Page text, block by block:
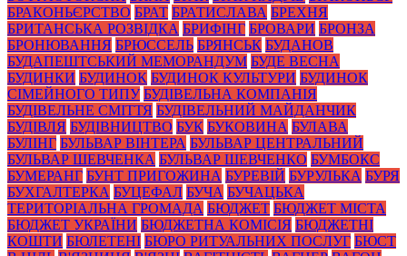
БРАКОНЬЄРСТВО БРАТ БРАТИСЛАВА БРЕХНЯ
БРИТАНСЬКА РОЗВІДКА БРИФІНГ БРОВАРИ БРОНЗА
БРОНЮВАННЯ БРЮССЕЛЬ БРЯНСЬК БУДАНОВ
БУДАПЕШТСЬКИЙ МЕМОРАНДУМ БУДЕ ВЕСНА
БУДИНКИ БУДИНОК БУДИНОК КУЛЬТУРИ БУДИНОК
СІМЕЙНОГО ТИПУ БУДІВЕЛЬНА КОМПАНІЯ
БУДІВЕЛЬНЕ СМІТТЯ БУДІВЕЛЬНИЙ МАЙДАНЧИК
БУДІВЛЯ БУДІВНИЦТВО БУК БУКОВИНА БУЛАВА
БУЛІНГ БУЛЬВАР ВІНТЕРА БУЛЬВАР ЦЕНТРАЛЬНИЙ
БУЛЬВАР ШЕВЧЕНКА БУЛЬВАР ШЕВЧЕНКО БУМБОКС
БУМЕРАНГ БУНТ ПРИГОЖИНА БУРЕВІЙ БУРУЛЬКА БУРЯ
БУХГАЛТЕРКА БУЦЕФАЛ БУЧА БУЧАЦЬКА
ТЕРИТОРІАЛЬНА ГРОМАДА БЮДЖЕТ БЮДЖЕТ МІСТА
БЮДЖЕТ УКРАЇНИ БЮДЖЕТНА КОМІСІЯ БЮДЖЕТНІ
КОШТИ БЮЛЕТЕНІ БЮРО РИТУАЛЬНИХ ПОСЛУГ БЮСТ